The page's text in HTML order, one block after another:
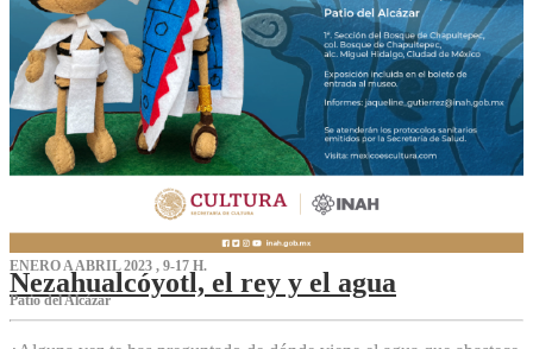
ENERO A ABRIL 2023 , 9-17 H.
Nezahualcóyotl, el rey y el agua
Patio del Alcázar